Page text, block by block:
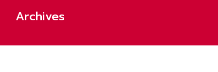
Archives